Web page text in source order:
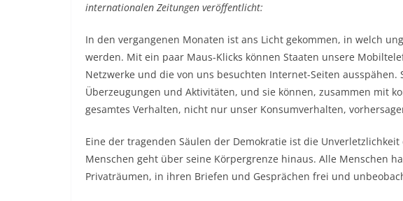
internationalen Zeitungen veröffentlicht:
In den vergangenen Monaten ist ans Licht gekommen, in welch
werden. Mit ein paar Maus-Klicks können Staaten unsere
Netzwerke und die von uns besuchten Internet-Seiten
Überzeugungen und Aktivitäten, und sie können, zusammen mit
gesamtes Verhalten, nicht nur unser Konsumverhalten,
Eine der tragenden Säulen der Demokratie ist die
Menschen geht über seine Körpergrenze hinaus. Alle Menschen
Privaträumen, in ihren Briefen und Gesprächen frei und